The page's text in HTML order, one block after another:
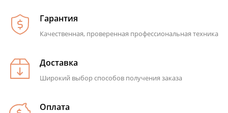
Гарантия
Качественная, проверенная профессиональная техника
Доставка
Широкий выбор способов получения заказа
Оплата